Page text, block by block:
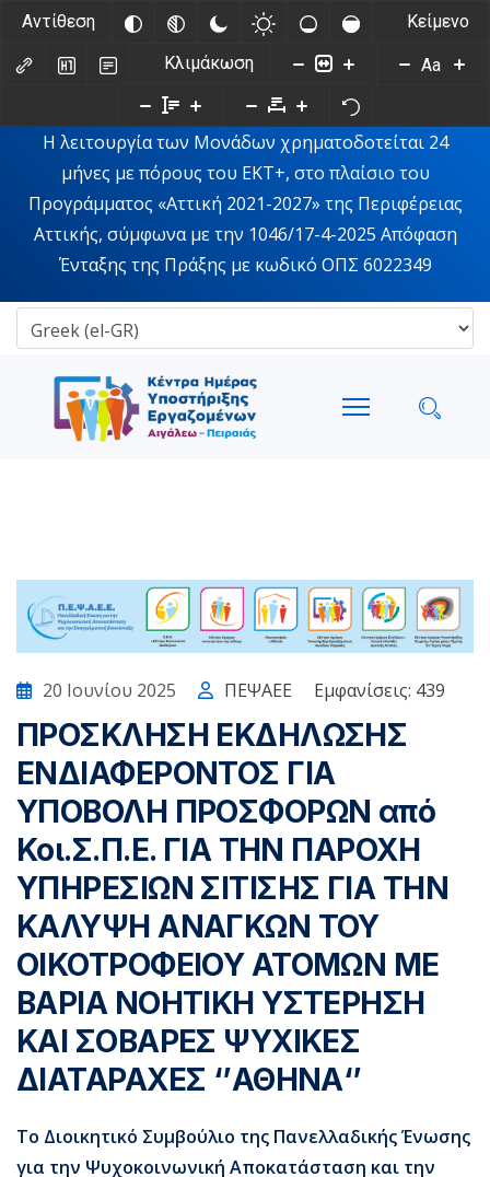
Αντίθεση
Κείμενο
Κλιμάκωση
Aa
Η λειτουργία των Μονάδων χρηματοδοτείται 24
μήνες με πόρους του ΕΚΤ+, στο πλαίσιο του
Προγράμματος «Αττική 2021-2027» της Περιφέρειας
Αττικής, σύμφωνα με την 1046/17-4-2025 Απόφαση
Ένταξης της Πράξης με κωδικό ΟΠΣ 6022349
20 Ιουνίου 2025 ΠΕΨΑΕΕ Εμφανίσεις: 439
ΠΡΟΣΚΛΗΣΗ ΕΚΔΗΛΩΣΗΣ
ΕΝΔΙΑΦΕΡΟΝΤΟΣ ΓΙΑ
ΥΠΟΒΟΛΗ ΠΡΟΣΦΟΡΩΝ από
Κοι.Σ.Π.Ε. ΓΙΑ ΤΗΝ ΠΑΡΟΧΗ
ΥΠΗΡΕΣΙΩΝ ΣΙΤΙΣΗΣ ΓΙΑ ΤΗΝ
ΚΑΛΥΨΗ ΑΝΑΓΚΩΝ ΤΟΥ
ΟΙΚΟΤΡΟΦΕΙΟΥ ΑΤΟΜΩΝ ΜΕ
ΒΑΡΙΑ ΝΟΗΤΙΚΗ ΥΣΤΕΡΗΣΗ
ΚΑΙ ΣΟΒΑΡΕΣ ΨΥΧΙΚΕΣ
ΔΙΑΤΑΡΑΧΕΣ ‘’ΑΘΗΝΑ‘’
Το Διοικητικό Συμβούλιο της Πανελλαδικής Ένωσης
για την Ψυχοκοινωνική Αποκατάσταση και την